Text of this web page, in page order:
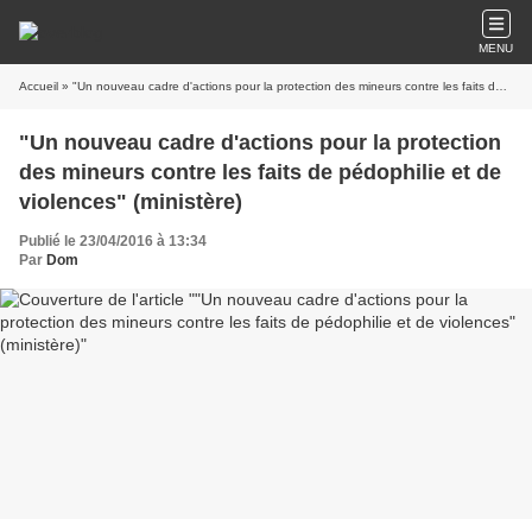
MENU
Accueil » "Un nouveau cadre d'actions pour la protection des mineurs contre les faits de pédophilie et de violences" (ministère)
"Un nouveau cadre d'actions pour la protection
des mineurs contre les faits de pédophilie et de
violences" (ministère)
Publié le 23/04/2016 à 13:34
Par Dom